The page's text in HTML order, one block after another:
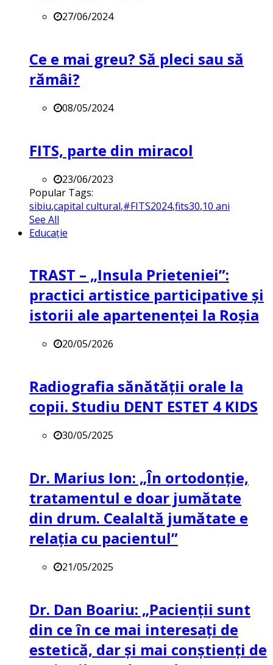
27/06/2024
Ce e mai greu? Să pleci sau să
rămâi?
08/05/2024
FITS, parte din miracol
23/06/2023
Popular Tags:
sibiu,capital cultural,#FITS2024,fits30,10 ani
See All
Educație
TRAST – „Insula Prieteniei”:
practici artistice participative și
istorii ale apartenenței la Roșia
20/05/2026
Radiografia sănătății orale la
copii. Studiu DENT ESTET 4 KIDS
30/05/2025
Dr. Marius Ion: „În ortodonție,
tratamentul e doar jumătate
din drum. Cealaltă jumătate e
relația cu pacientul”
21/05/2025
Dr. Dan Boariu: „Pacienții sunt
din ce în ce mai interesați de
estetică, dar și mai conștienți de